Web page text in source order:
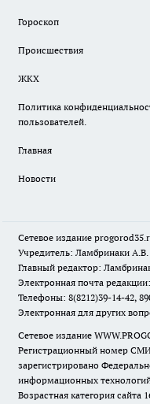
Гороскоп
Происшествия
ЖКХ
Политика
пользователей.
Главная
Новости
Сетевое издание progorod35.r
Учредитель: Ламбринаки А.В.
Главный редактор:
Электронная почта редакции:
Телефоны: 8(8212)39-14-42,
Электронная для других
Сетевое издание
Регистрационный номер
зарегистрировано
информационных
Возрастная категория сайта